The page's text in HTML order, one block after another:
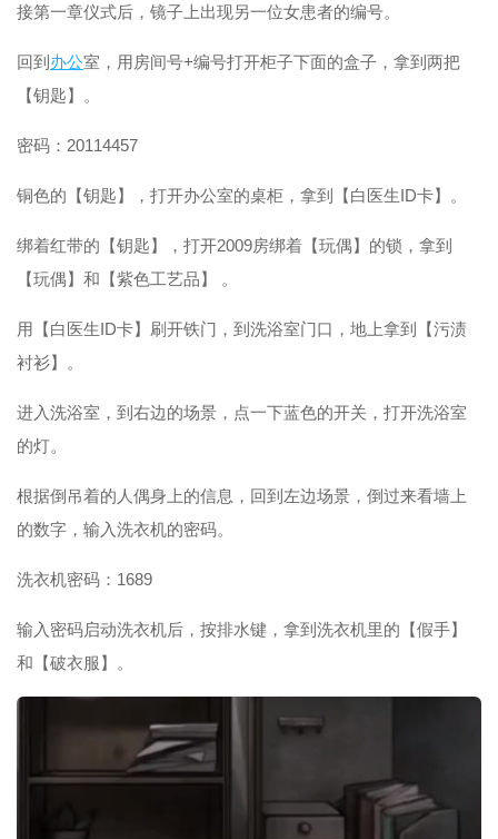
接第一章仪式后，镜子上出现另一位女患者的编号。
回到 办公室，用房间号+编号打开柜子下面的盒子，拿到两把
【钥匙】。
密码：20114457
铜色的【钥匙】，打开办公室的桌柜，拿到【白医生ID卡】。
绑着红带的【钥匙】，打开2009房绑着【玩偶】的锁，拿到
【玩偶】和【紫色工艺品】 。
用【白医生ID卡】刷开铁门，到洗浴室门口，地上拿到【污渍
衬衫】。
进入洗浴室，到右边的场景，点一下蓝色的开关，打开洗浴室
的灯。
根据倒吊着的人偶身上的信息，回到左边场景，倒过来看墙上
的数字，输入洗衣机的密码。
洗衣机密码：1689
输入密码启动洗衣机后，按排水键，拿到洗衣机里的【假手】
和【破衣服】。